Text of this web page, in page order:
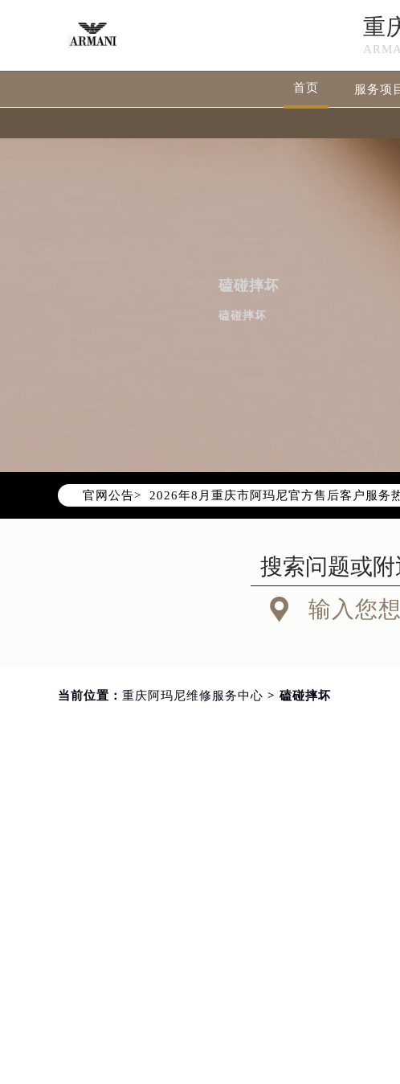
重
首页 服务项
磕碰摔坏
磕碰摔坏
官网公告>
2026年8月阿玛尼重庆市售后服务网络优化
2026年8月重庆市阿玛尼官方售后客户服务
2026年8月阿玛尼售后服务中心最新网点地
重庆市江北区观音桥步行街2号融恒时代广
重庆市江北区观音桥步行街2号融恒时代广
重庆市解放碑渝中区民权路28号英利国际
 输入您
当前位置： 重庆阿玛尼维修服务中心 > 磕碰摔坏